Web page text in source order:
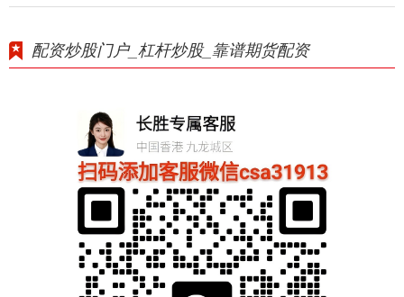
配资炒股门户_杠杆炒股_靠谱期货配资